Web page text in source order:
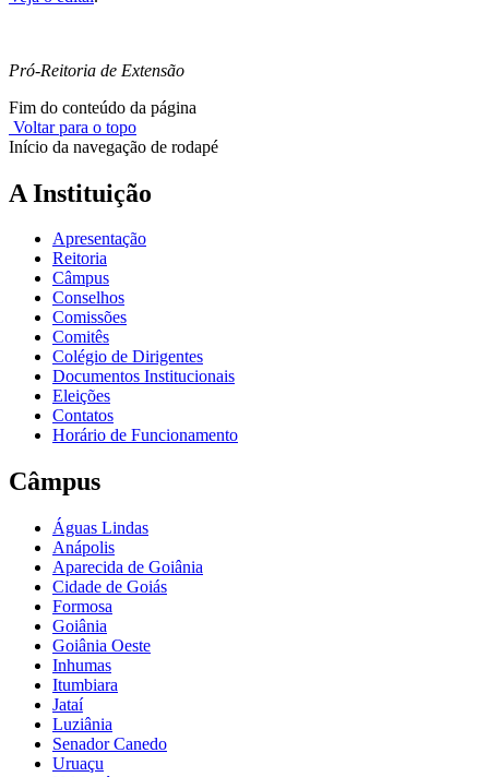
Pró-Reitoria de Extensão
Fim do conteúdo da página
Voltar para o topo
Início da navegação de rodapé
A Instituição
Apresentação
Reitoria
Câmpus
Conselhos
Comissões
Comitês
Colégio de Dirigentes
Documentos Institucionais
Eleições
Contatos
Horário de Funcionamento
Câmpus
Águas Lindas
Anápolis
Aparecida de Goiânia
Cidade de Goiás
Formosa
Goiânia
Goiânia Oeste
Inhumas
Itumbiara
Jataí
Luziânia
Senador Canedo
Uruaçu